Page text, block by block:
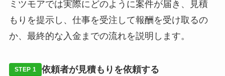
ミツモアでは実際にどのように案件が届き、見積
もりを提示し、仕事を受注して報酬を受け取るの
か、最終的な入金までの流れを説明します。
STEP 1 依頼者が見積もりを依頼する